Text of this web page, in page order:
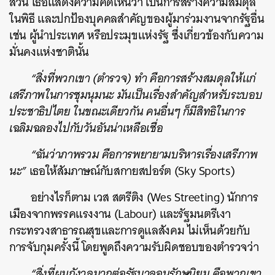
ในพิธี และปกป้องบุคคลสำคัญของผู้มาร่วมงานจากรัฐอื่น
เช่น ผู้นำประเทศ หรือประมุขแห่งรัฐ ซึ่งเกี่ยวข้องกับความ
มั่นคงแห่งชาตินั้น
“สิ่งที่พวกเขา (ตำรวจ) ทำ คือการสร้างสมดุลให้แก่
เสรีภาพในการชุมนุมนะ มันเป็นเรื่องสำคัญสำหรับระบอบ
ประชาธิปไตย ในขณะเดียวกัน คนอื่นๆ ก็มีสิทธิในการ
เฉลิมฉลองไปกับวันอันน่าเหลือเชื่อ
“ฉันว่าภาพรวม คือการพยายามบริหารเรื่องเสรีภาพ
นะ”เธอให้สัมภาษณ์กับสกายสปอร์ต (Sky Sports)
อย่างไรก็ตาม เวส สตรีติง (Wes Streeting) นักการ
เมืองจากพรรคแรงงาน (Labour) และรัฐมนตรีเงา
กระทรวงสาธารณสุขและการดูแลสังคม ไม่เห็นด้วยกับ
การจับกุมครั้งนี้ โดยพูดถึงความรับผิดชอบของตำรวจว่า